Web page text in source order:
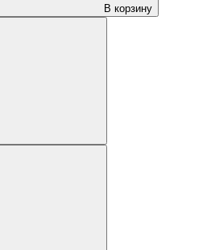
В корзину